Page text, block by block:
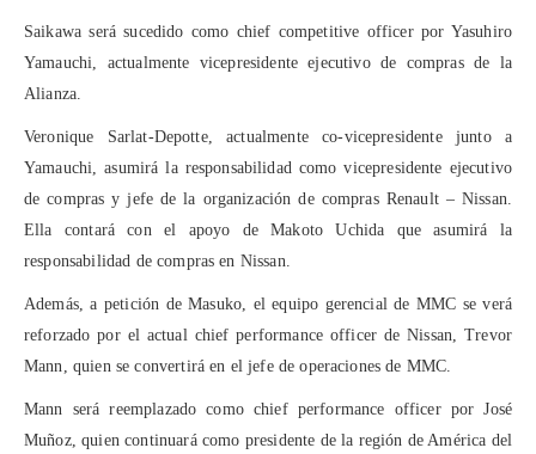
Saikawa será sucedido como chief competitive officer por Yasuhiro
Yamauchi, actualmente vicepresidente ejecutivo de compras de la
Alianza.
Veronique Sarlat-Depotte, actualmente co-vicepresidente junto a
Yamauchi, asumirá la responsabilidad como vicepresidente ejecutivo
de compras y jefe de la organización de compras Renault – Nissan.
Ella contará con el apoyo de Makoto Uchida que asumirá la
responsabilidad de compras en Nissan.
Además, a petición de Masuko, el equipo gerencial de MMC se verá
reforzado por el actual chief performance officer de Nissan, Trevor
Mann, quien se convertirá en el jefe de operaciones de MMC.
Mann será reemplazado como chief performance officer por José
Muñoz, quien continuará como presidente de la región de América del